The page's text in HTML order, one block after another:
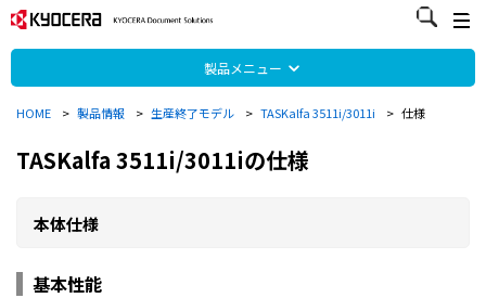
製品メニュー
HOME > 製品情報 > 生産終了モデル > TASKalfa 3511i/3011i > 仕様
TASKalfa 3511i/3011iの仕様
本体仕様
基本性能